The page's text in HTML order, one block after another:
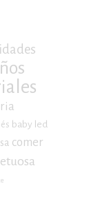
baby led
comer